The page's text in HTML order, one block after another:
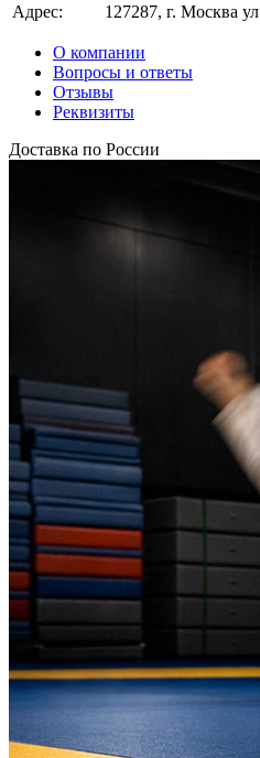
Адрес:
127287, г. Москва
О компании
Вопросы и ответы
Отзывы
Реквизиты
Доставка по России